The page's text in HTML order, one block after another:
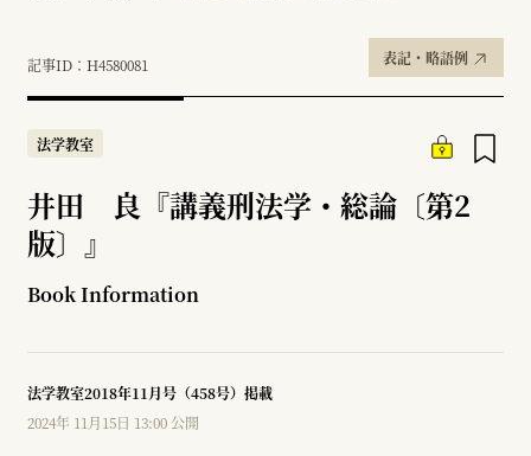
記事ID：H4580081 表記・略語例
法学教室
井田 良『講義刑法学・総論〔第2
版〕』
Book Information
法学教室2018年11月号（458号）掲載
2024年 11月15日 13:00 公開